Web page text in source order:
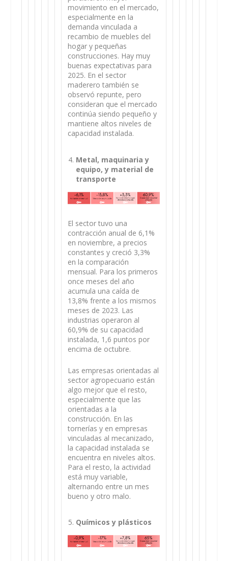
movimiento en el mercado,
especialmente en la
demanda vinculada a
recambio de muebles del
hogar y pequeñas
construcciones. Hay muy
buenas expectativas para
2025. En el sector
maderero también se
observó repunte, pero
consideran que el mercado
continúa siendo pequeño y
mantiene altos niveles de
capacidad instalada.
Metal, maquinaria y
equipo, y material de
transporte
El sector tuvo una
contracción anual de 6,1%
en noviembre, a precios
constantes y creció 3,3%
en la comparación
mensual. Para los primeros
once meses del año
acumula una caída de
13,8% frente a los mismos
meses de 2023. Las
industrias operaron al
60,9% de su capacidad
instalada, 1,6 puntos por
encima de octubre.
Las empresas orientadas al
sector agropecuario están
algo mejor que el resto,
especialmente que las
orientadas a la
construcción. En las
tornerías y en empresas
vinculadas al mecanizado,
la capacidad instalada se
encuentra en niveles altos.
Para el resto, la actividad
está muy variable,
alternando entre un mes
bueno y otro malo.
Químicos y plásticos